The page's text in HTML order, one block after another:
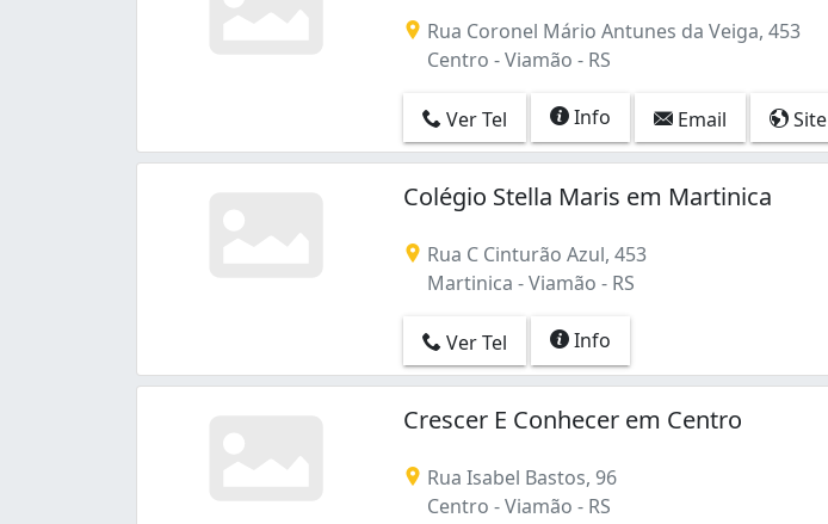
Rua Coronel Mário Antunes da Veiga, 453
Centro - Viamão - RS
Ver Tel Info Email Site
Colégio Stella Maris em Martinica
Rua C Cinturão Azul, 453
Martinica - Viamão - RS
Ver Tel Info
Crescer E Conhecer em Centro
Rua Isabel Bastos, 96
Centro - Viamão - RS